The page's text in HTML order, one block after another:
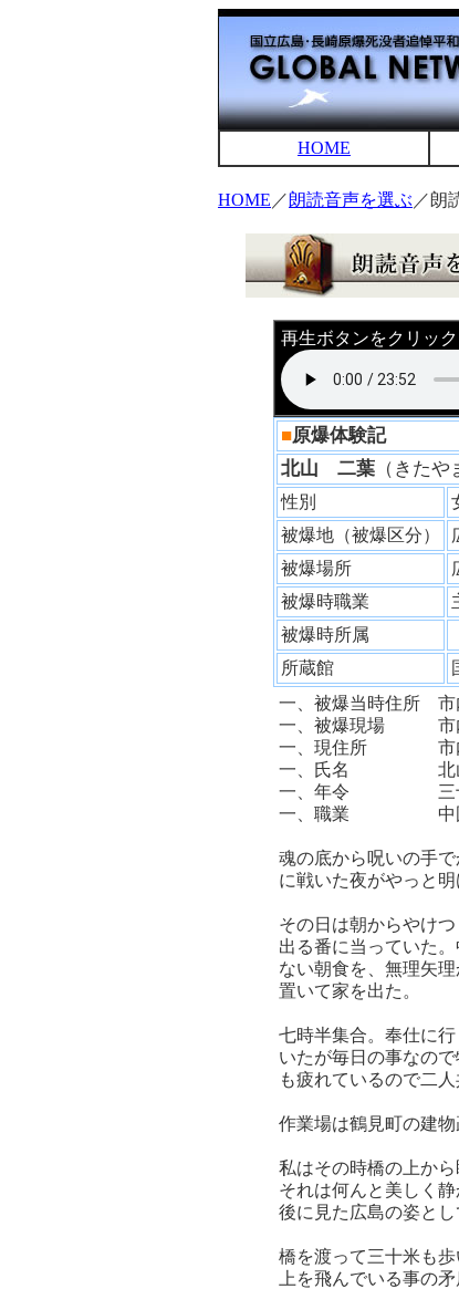
HOME
HOME ／朗読音声を選ぶ ／朗
再生ボタンをクリッ
■原爆体験記
北山 二葉 （きた
性別
被爆地（被爆区分）
被爆場所
被爆時職業
被爆時所属
所蔵館
一、被爆当時住所
一、被爆現場 市内
一、現住所 市内
一、氏名 北山
一、年令 三十
一、職業 中国
魂の底から呪いの手
に戦いた夜がやっと
その日は朝からやけ
出る番に当っていた
ない朝食を、無理矢
置いて家を出た。
七時半集合。奉仕に
いたが毎日の事なの
も疲れているので二
作業場は鶴見町の建
私はその時橋の上か
それは何んと美しく
後に見た広島の姿と
橋を渡って三十米も
上を飛んでいる事の